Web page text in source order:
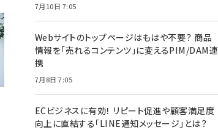
7月10日 7:05
Webサイトのトップページはもはや不要？ 商品
情報を「売れるコンテンツ」に変えるPIM/DAM連
携
7月8日 7:05
ECビジネスに有効！ リピート促進や顧客満足度
向上に直結する「LINE通知メッセージ」とは？